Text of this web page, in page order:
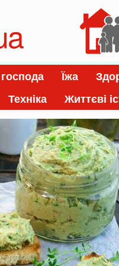
Їжа
Техніка Життєві